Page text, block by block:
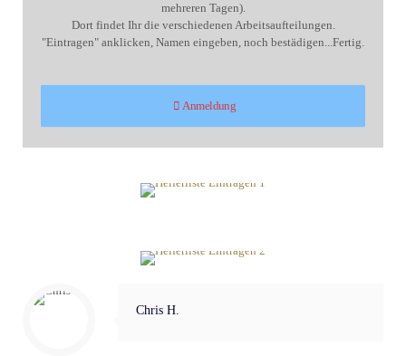
mehreren Tagen).
Dort findet Ihr die verschiedenen Arbeitsaufteilungen.
"Eintragen" anklicken, Namen eingeben, noch bestädigen...Fertig.
Anmeldung
Chris H.